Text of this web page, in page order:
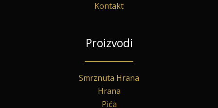
Kontakt
Proizvodi
Smrznuta Hrana
Hrana
Pića